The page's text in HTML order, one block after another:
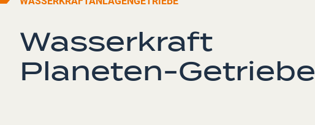
Wasserkraft
Planeten-Getriebe